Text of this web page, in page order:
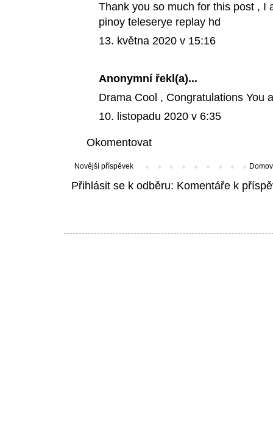
Thank you so much for this post , I
pinoy teleserye replay hd
13. května 2020 v 15:16
Anonymní řekl(a)...
Drama Cool , Congratulations You
10. listopadu 2020 v 6:35
Okomentovat
Novější příspěvek
Přihlásit se k odběru: Komentáře k